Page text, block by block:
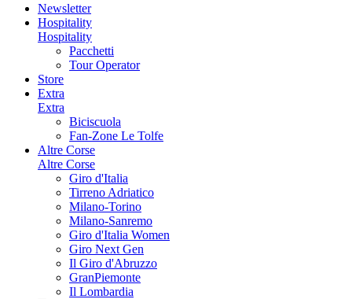
Newsletter
Hospitality
Hospitality
Pacchetti
Tour Operator
Store
Extra
Extra
Biciscuola
Fan-Zone Le Tolfe
Altre Corse
Altre Corse
Giro d'Italia
Tirreno Adriatico
Milano-Torino
Milano-Sanremo
Giro d'Italia Women
Giro Next Gen
Il Giro d'Abruzzo
GranPiemonte
Il Lombardia